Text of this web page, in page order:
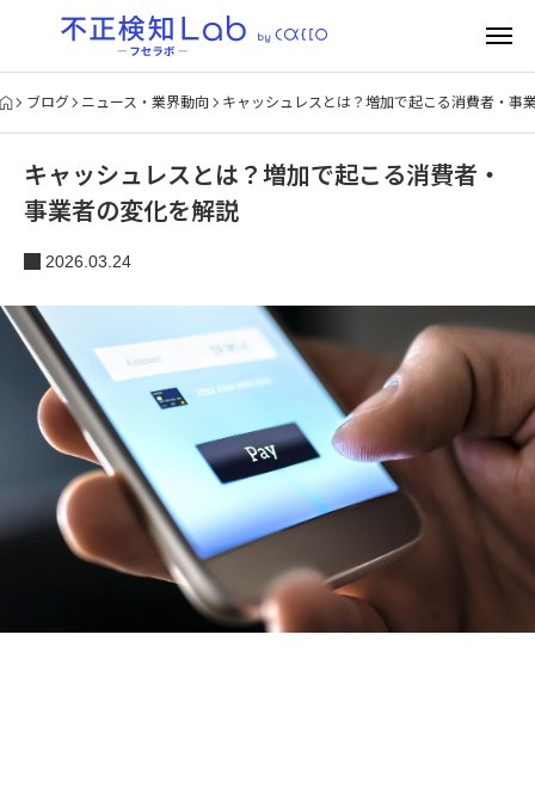
ブログ ニュース・業界動向 キャッシュレスとは？増加で起こる消費者・事
キャッシュレスとは？増加で起こる消費者・
事業者の変化を解説
2026.03.24